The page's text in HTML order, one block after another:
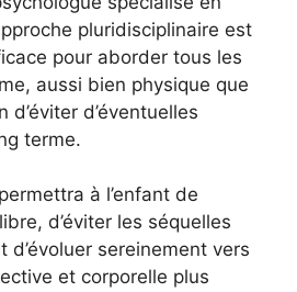
pluridisciplinaire est
pour aborder tous les
aussi bien physique que
d’éviter d’éventuelles
terme.
à l’enfant de
d’éviter les séquelles
sereinement vers
et corporelle plus